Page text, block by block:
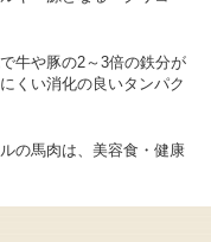
牛や豚の2～3倍の鉄分が
くい消化の良いタンパク
の馬肉は、美容食・健康